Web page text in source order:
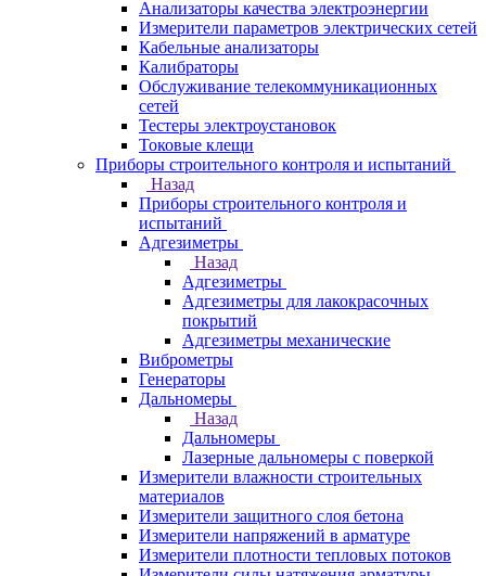
Анализаторы качества электроэнергии
Измерители параметров электрических сетей
Кабельные анализаторы
Калибраторы
Обслуживание телекоммуникационных
сетей
Тестеры электроустановок
Токовые клещи
Приборы строительного контроля и испытаний
Назад
Приборы строительного контроля и
испытаний
Адгезиметры
Назад
Адгезиметры
Адгезиметры для лакокрасочных
покрытий
Адгезиметры механические
Виброметры
Генераторы
Дальномеры
Назад
Дальномеры
Лазерные дальномеры с поверкой
Измерители влажности строительных
материалов
Измерители защитного слоя бетона
Измерители напряжений в арматуре
Измерители плотности тепловых потоков